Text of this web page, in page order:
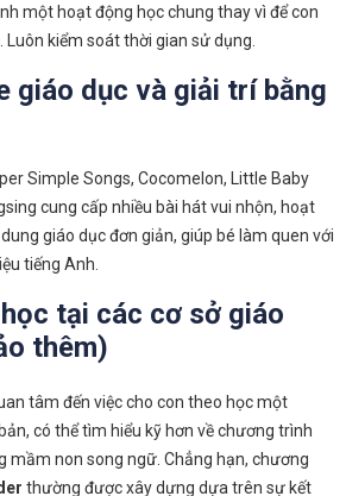
một hoạt động học chung thay vì để con
kiểm soát thời gian sử dụng.
giáo dục và giải trí bằng
Simple Songs, Cocomelon, Little Baby
cung cấp nhiều bài hát vui nhộn, hoạt
giáo dục đơn giản, giúp bé làm quen với
tiếng Anh.
tại các cơ sở giáo
thêm)
tâm đến việc cho con theo học một
có thể tìm hiểu kỹ hơn về chương trình
mầm non song ngữ. Chẳng hạn, chương
thường được xây dựng dựa trên sự kết